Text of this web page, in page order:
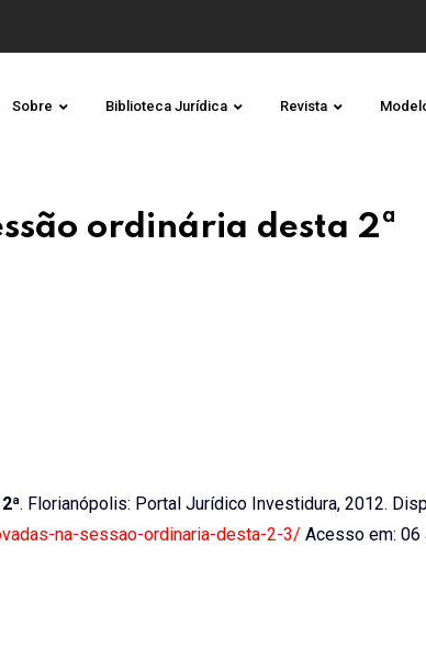
Sobre Biblioteca Jurídica Revista
ordinária desta 2ª
. Florianópolis: Portal Jurídico Investidura, 2012.
na-sessao-ordinaria-desta-2-3/ Acesso em: 06